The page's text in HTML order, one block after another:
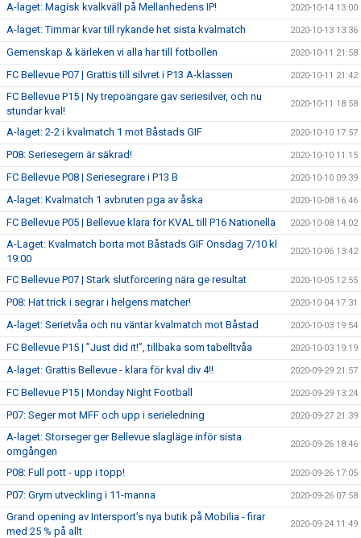
A-laget: Magisk kvalkväll på Mellanhedens IP! 2020-10-14 13:00
A-laget: Timmar kvar till rykande het sista kvalmatch 2020-10-13 13:36
Gemenskap & kärleken vi alla har till fotbollen 2020-10-11 21:58
FC Bellevue P07 | Grattis till silvret i P13 A-klassen 2020-10-11 21:42
FC Bellevue P15 | Ny trepoängare gav seriesilver, och nu
stundar kval!
2020-10-11 18:58
A-laget: 2-2 i kvalmatch 1 mot Båstads GIF 2020-10-10 17:57
P08: Seriesegern är säkrad! 2020-10-10 11:15
FC Bellevue P08 | Seriesegrare i P13 B 2020-10-10 09:39
A-laget: Kvalmatch 1 avbruten pga av åska 2020-10-08 16:46
FC Bellevue P05 | Bellevue klara för KVAL till P16 Nationella 2020-10-08 14:02
A-Laget: Kvalmatch borta mot Båstads GIF Onsdag 7/10 kl
19:00
2020-10-06 13:42
FC Bellevue P07 | Stark slutforcering nära ge resultat 2020-10-05 12:55
P08: Hat trick i segrar i helgens matcher! 2020-10-04 17:31
A-laget: Serietvåa och nu väntar kvalmatch mot Båstad 2020-10-03 19:54
FC Bellevue P15 | ”Just did it!”, tillbaka som tabelltvåa 2020-10-03 19:19
A-laget: Grattis Bellevue - klara för kval div 4!! 2020-09-29 21:57
FC Bellevue P15 | Monday Night Football 2020-09-29 13:24
P07: Seger mot MFF och upp i serieledning 2020-09-27 21:39
A-laget: Storseger ger Bellevue slagläge inför sista
omgången
2020-09-26 18:46
P08: Full pott - upp i topp! 2020-09-26 17:05
P07: Grym utveckling i 11-manna 2020-09-26 07:58
Grand opening av Intersport’s nya butik på Mobilia - firar
med 25 % på allt
2020-09-24 11:49